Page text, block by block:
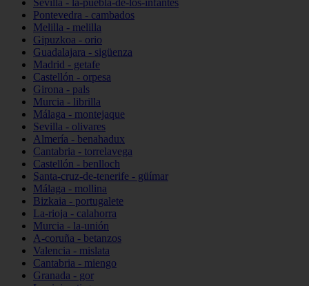
Sevilla - la-puebla-de-los-infantes
Pontevedra - cambados
Melilla - melilla
Gipuzkoa - orio
Guadalajara - sigüenza
Madrid - getafe
Castellón - orpesa
Girona - pals
Murcia - librilla
Málaga - montejaque
Sevilla - olivares
Almería - benahadux
Cantabria - torrelavega
Castellón - benlloch
Santa-cruz-de-tenerife - güímar
Málaga - mollina
Bizkaia - portugalete
La-rioja - calahorra
Murcia - la-unión
A-coruña - betanzos
Valencia - mislata
Cantabria - miengo
Granada - gor